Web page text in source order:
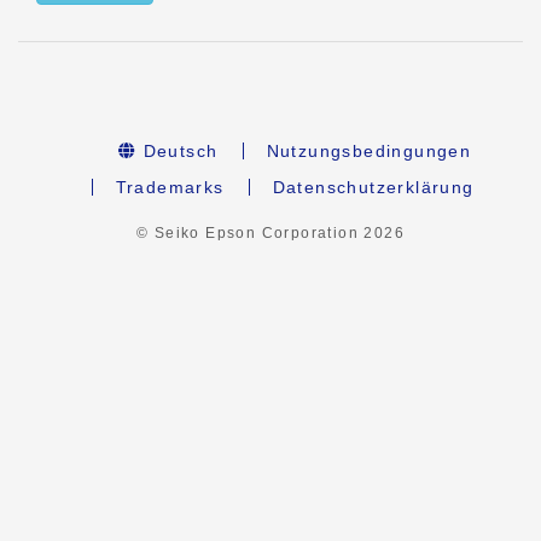
Deutsch
Nutzungsbedingungen
Trademarks
Datenschutzerklärung
© Seiko Epson Corporation2026